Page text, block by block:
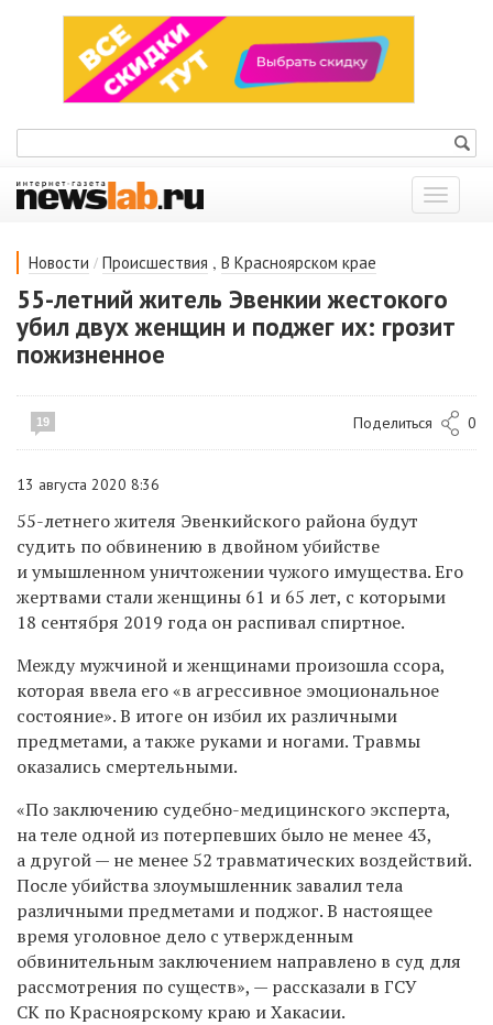
Показать
меню
Новости / Происшествия , В Красноярском крае
55-летний житель Эвенкии жестокого
убил двух женщин и поджег их: грозит
пожизненное
19 Поделиться 0
13 августа 2020 8:36
55-летнего жителя Эвенкийского района будут
судить по обвинению в двойном убийстве
и умышленном уничтожении чужого имущества. Его
жертвами стали женщины 61 и 65 лет, с которыми
18 сентября 2019 года он распивал спиртное.
Между мужчиной и женщинами произошла ссора,
которая ввела его «в агрессивное эмоциональное
состояние». В итоге он избил их различными
предметами, а также руками и ногами. Травмы
оказались смертельными.
«По заключению судебно-медицинского эксперта,
на теле одной из потерпевших было не менее 43,
а другой — не менее 52 травматических воздействий.
После убийства злоумышленник завалил тела
различными предметами и поджог. В настоящее
время уголовное дело с утвержденным
обвинительным заключением направлено в суд для
рассмотрения по существ», — рассказали в ГСУ
СК по Красноярскому краю и Хакасии.